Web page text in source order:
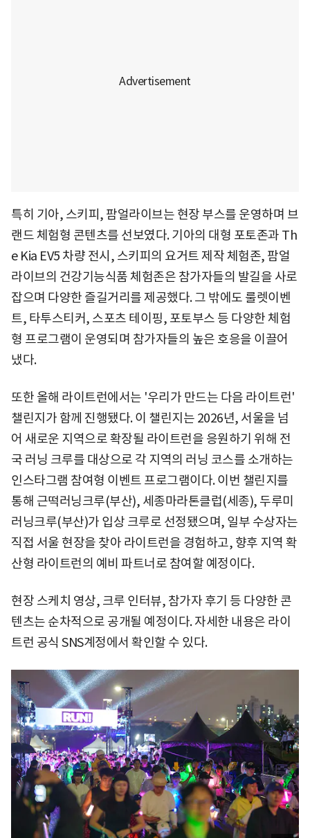
특히 기아, 스키피, 팜얼라이브는 현장 부스를 운영하며 브
랜드 체험형 콘텐츠를 선보였다. 기아의 대형 포토존과 Th
e Kia EV5 차량 전시, 스키피의 요거트 제작 체험존, 팜얼
라이브의 건강기능식품 체험존은 참가자들의 발길을 사로
잡으며 다양한 즐길거리를 제공했다. 그 밖에도 룰렛이벤
트, 타투스티커, 스포츠 테이핑, 포토부스 등 다양한 체험
형 프로그램이 운영되며 참가자들의 높은 호응을 이끌어
냈다.
또한 올해 라이트런에서는 '우리가 만드는 다음 라이트런'
챌린지가 함께 진행됐다. 이 챌린지는 2026년, 서울을 넘
어 새로운 지역으로 확장될 라이트런을 응원하기 위해 전
국 러닝 크루를 대상으로 각 지역의 러닝 코스를 소개하는
인스타그램 참여형 이벤트 프로그램이다. 이번 챌린지를
통해 근떡러닝크루(부산), 세종마라톤클럽(세종), 두루미
러닝크루(부산)가 입상 크루로 선정됐으며, 일부 수상자는
직접 서울 현장을 찾아 라이트런을 경험하고, 향후 지역 확
산형 라이트런의 예비 파트너로 참여할 예정이다.
현장 스케치 영상, 크루 인터뷰, 참가자 후기 등 다양한 콘
텐츠는 순차적으로 공개될 예정이다. 자세한 내용은 라이
트런 공식 SNS계정에서 확인할 수 있다.